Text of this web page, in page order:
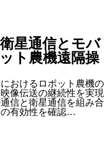
星通信とモバ
ト農機遠隔操
おけるロボット農機の
像伝送の継続性を実現
信と衛星通信を組み合
の有効性を確認…